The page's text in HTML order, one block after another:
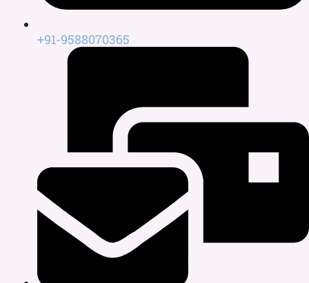
+91-9588070365